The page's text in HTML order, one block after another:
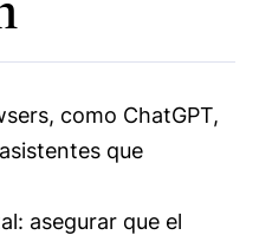
como ChatGPT,
que
asegurar que el